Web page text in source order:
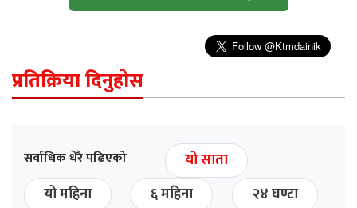
प्रतिक्रिया दिनुहोस
सर्वाधिक धेरै पढिएको
यो साता
यो महिना
६ महिना २४ घण्टा